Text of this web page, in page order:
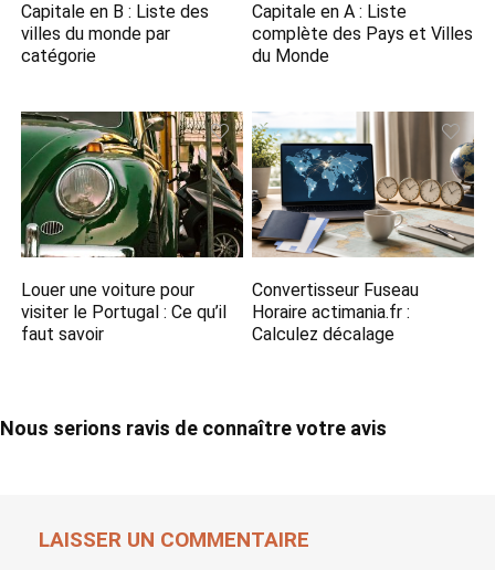
Capitale en B​ : Liste des
villes du monde par
catégorie
Capitale en A​ : Liste
complète des Pays et Villes
du Monde
Louer une voiture pour
visiter le Portugal : Ce qu’il
faut savoir
Convertisseur Fuseau
Horaire actimania.fr​ :
Calculez décalage
Nous serions ravis de connaître votre avis
LAISSER UN COMMENTAIRE